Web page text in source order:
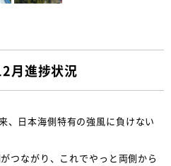
月進捗状況
、日本海側特有の強風に負けない
つながり、これでやっと両側から